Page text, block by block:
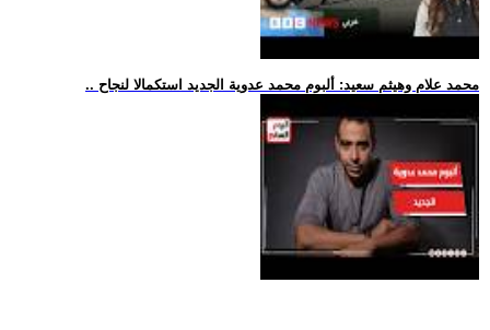
.. محمد علام وهيثم سعيد: ألبوم محمد عدوية الجديد استكمالا لنجاح